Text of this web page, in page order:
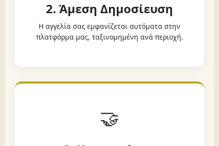
2. Άμεση Δημοσίευση
Η αγγελία σας εμφανίζεται αυτόματα στην
πλατφόρμα μας, ταξινομημένη ανά περιοχή.
🤝